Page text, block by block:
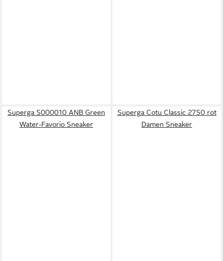
Superga S000010 ANB Green
Water-Favorio Sneaker
Superga Cotu Classic 2750 rot
Damen Sneaker